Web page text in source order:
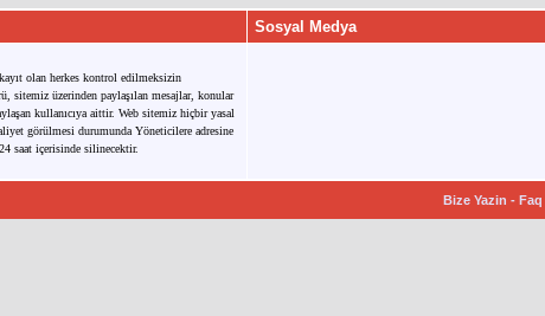
Sosyal Medya
olan herkes kontrol edilmeksizin
sitemiz üzerinden paylaşılan mesajlar, konular
kullanıcıya aittir. Web sitemiz hiçbir yasal
görülmesi durumunda Yöneticilere adresine
saat içerisinde silinecektir.
Bize Yazin - Faq